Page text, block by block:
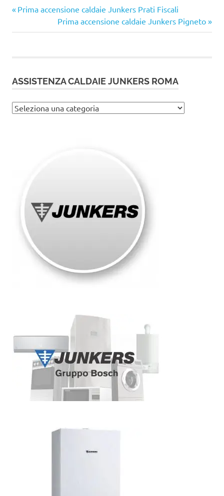
Navigazione
articoli
Articolo
precedente:
Prima accensione caldaie Junkers Prati Fiscali
Articolo
successivo:
Prima accensione caldaie Junkers Pigneto
ASSISTENZA CALDAIE JUNKERS ROMA
Assistenza